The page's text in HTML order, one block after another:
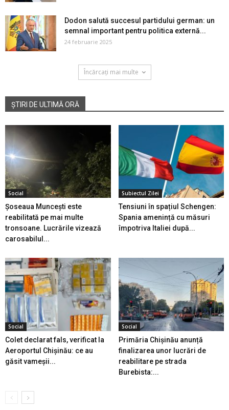
Dodon salută succesul partidului german: un
semnal important pentru politica externă...
24 februarie 2025
Încărcați mai multe
ȘTIRI DE ULTIMĂ ORĂ
Social
Șoseaua Muncești este
reabilitată pe mai multe
tronsoane. Lucrările vizează
carosabilul...
Subiectul Zilei
Tensiuni în spațiul Schengen:
Spania amenință cu măsuri
împotriva Italiei după...
Social
Colet declarat fals, verificat la
Aeroportul Chișinău: ce au
găsit vameșii...
Social
Primăria Chișinău anunță
finalizarea unor lucrări de
reabilitare pe strada
Burebista:...